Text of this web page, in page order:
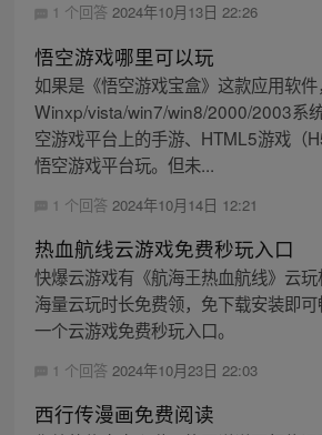
1 个回答 2024年10月13日 22:26
悟空游戏哪里可以玩
如果是《悟空游戏宝盒》这款应用软
Winxp/vista/win7/win8/2000/2003系
空游戏平台上的手游、HTML5游戏（
悟空游戏平台玩。但未...
1 个回答 2024年10月14日 12:21
热血航线云游戏免费秒玩入口
快爆云游戏有《航海王热血航线》云
海量云玩时长免费领，免下载安装即
一个云游戏免费秒玩入口。
1 个回答 2024年10月23日 22:03
西行传漫画免费阅读